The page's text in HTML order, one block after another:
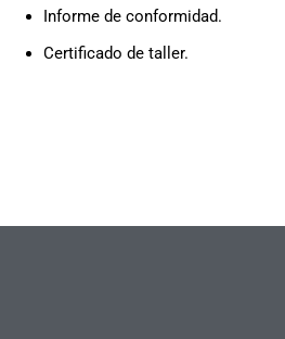
Informe de conformidad.
Certificado de taller.